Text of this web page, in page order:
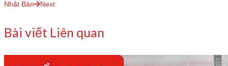
Nhật Bản
Next
Bài viết Liên quan